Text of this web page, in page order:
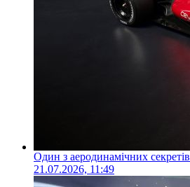
Один з аеродинамічних
21.07.2026, 11:49